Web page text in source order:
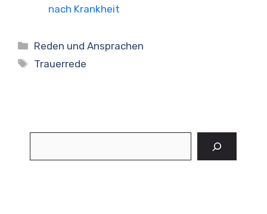
nach Krankheit
Kategorien
Reden und Ansprachen
Schlagwörter
Trauerrede